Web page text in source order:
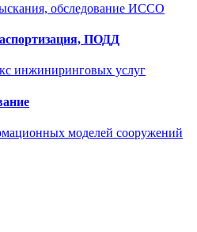
обследование ИССО
ПОДД
инжиниринговых услуг
моделей сооружений